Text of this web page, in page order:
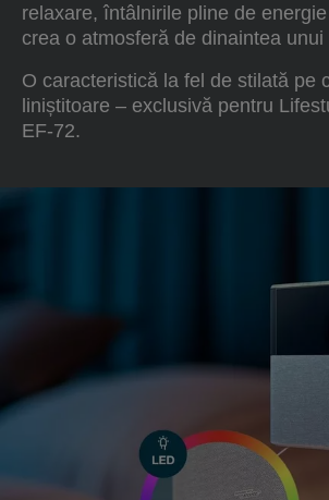
relaxare, întâlnirile pline de
crea o atmosferă de dinaintea unui
O caracteristică la fel de stilată pe
liniștitoare – exclusivă pentru
EF-72.